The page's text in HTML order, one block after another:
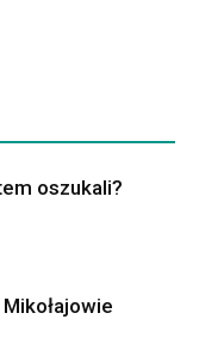
oszukali?